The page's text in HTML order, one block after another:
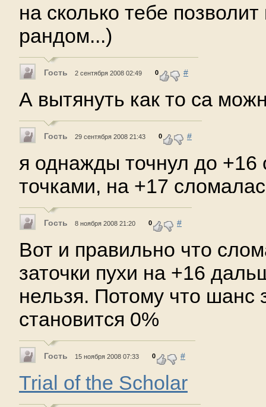
на сколько тебе позволит
рандом...)
Гость 2 сентября 2008 02:49 0 #
А вытянуть как то са
Гость 29 сентября 2008 21:43 0 #
я однажды точнул до
точками, на +17
Гость 8 ноября 2008 21:20 0 #
Вот и правильно что
заточки пухи на +16
нельзя. Потому что шанс
становится 0%
Гость 15 ноября 2008 07:33 0 #
Trial of the Scholar